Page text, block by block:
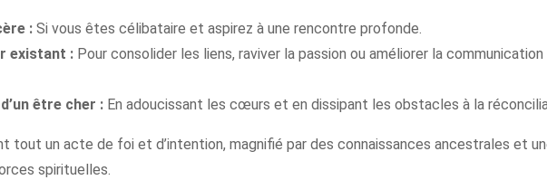
: Si vous êtes célibataire et aspirez à une rencontre profonde.
existant : Pour consolider les liens, raviver la passion ou améliorer la communication
être cher : En adoucissant les cœurs et en dissipant les obstacles à la
tout un acte de foi et d’intention, magnifié par des connaissances ancestrales et
spirituelles.